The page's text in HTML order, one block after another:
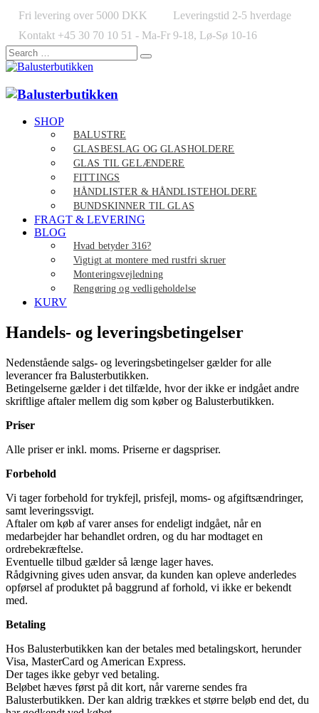
Fri levering over 5000 DKK
Leveringstid 2-5 hverdage
Kontakt +45 30 70 10 51 - Ma-Fr 9-18, Lø-Sø 10-16
SHOP
BALUSTRE
GLASBESLAG OG GLASHOLDERE
GLAS TIL GELÆNDERE
FITTINGS
HÅNDLISTER & HÅNDLISTEHOLDERE
BUNDSKINNER TIL GLAS
FRAGT & LEVERING
BLOG
Hvad betyder 316?
Vigtigt at montere med rustfri skruer
Monteringsvejledning
Rengøring og vedligeholdelse
KURV
Handels- og leveringsbetingelser
Nedenstående salgs- og leveringsbetingelser gælder for alle
leverancer fra Balusterbutikken.
Betingelserne gælder i det tilfælde, hvor der ikke er indgået andre
skriftlige aftaler mellem dig som køber og Balusterbutikken.
Priser
Alle priser er inkl. moms. Priserne er dagspriser.
Forbehold
Vi tager forbehold for trykfejl, prisfejl, moms- og afgiftsændringer,
samt leveringssvigt.
Aftaler om køb af varer anses for endeligt indgået, når en
medarbejder har behandlet ordren, og du har modtaget en
ordrebekræftelse.
Eventuelle tilbud gælder så længe lager haves.
Rådgivning gives uden ansvar, da kunden kan opleve anderledes
opførsel af produktet på baggrund af forhold, vi ikke er bekendt
med.
Betaling
Hos Balusterbutikken kan der betales med betalingskort, herunder
Visa, MasterCard og American Express.
Der tages ikke gebyr ved betaling.
Beløbet hæves først på dit kort, når varerne sendes fra
Balusterbutikken. Der kan aldrig trækkes et større beløb end det, du